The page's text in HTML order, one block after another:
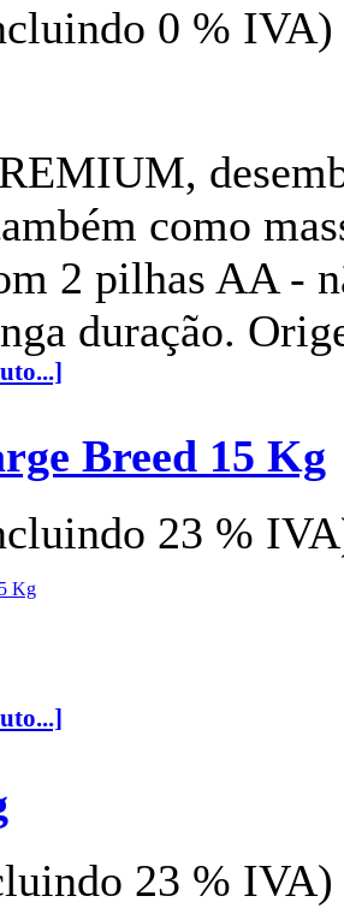
0 % IVA)
como
2 pilhas AA -
duração.
Breed 15 Kg
23 %
23 % IVA)